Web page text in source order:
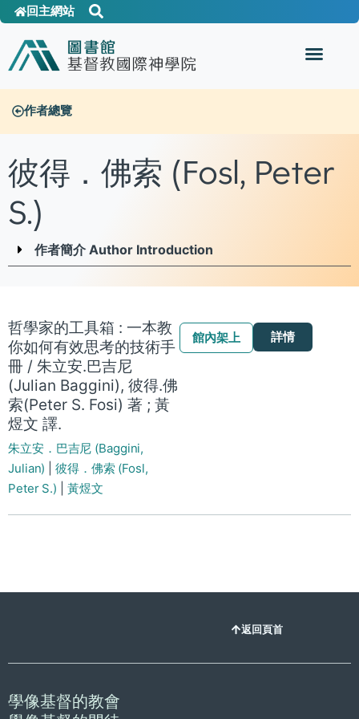
回主網站
作者總覽
彼得．佛索 (Fosl, Peter
S.)
作者簡介 Author Introduction
哲學家的工具箱 : 一本教
你如何有效思考的技術手
冊 / 朱立安.巴吉尼
(Julian Baggini), 彼得.佛
索(Peter S. Fosi) 著 ; 黃
煜文 譯.
朱立安．巴吉尼 (Baggini,
Julian) |彼得．佛索 (Fosl,
Peter S.)
黃煜文
館內架上 詳情
返回頁首
學像基督的教會